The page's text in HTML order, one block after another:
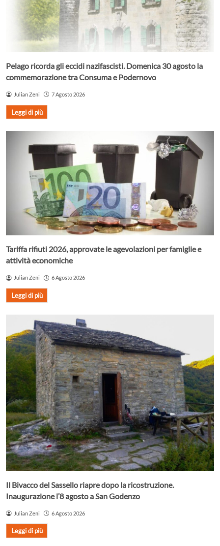
Pelago ricorda gli eccidi nazifascisti. Domenica 30 agosto la
commemorazione tra Consuma e Podernovo
Julian Zeni 7 Agosto 2026
Leggi di più
Tariffa rifiuti 2026, approvate le agevolazioni per famiglie e
attività economiche
Julian Zeni 6 Agosto 2026
Leggi di più
Il Bivacco del Sassello riapre dopo la ricostruzione.
Inaugurazione l’8 agosto a San Godenzo
Julian Zeni 6 Agosto 2026
Leggi di più